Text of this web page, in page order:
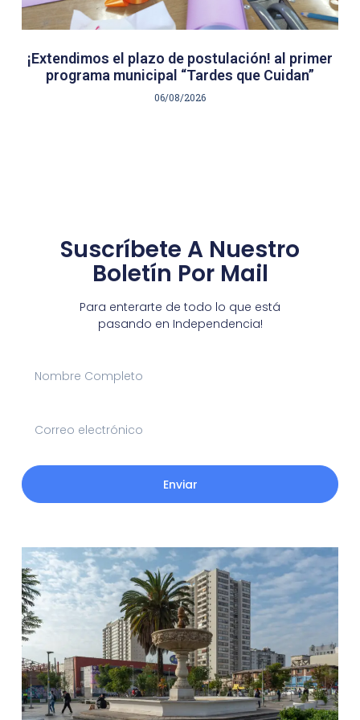
¡Extendimos el plazo de postulación! al primer
programa municipal “Tardes que Cuidan”
06/08/2026
Suscríbete A Nuestro
Boletín Por Mail
Para enterarte de todo lo que está
pasando en Independencia!
Enviar